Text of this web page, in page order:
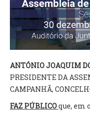
VÍDEOS
AUTARQUIA
CONSTITUIÇÃO
PRESIDENTE
EXECUTIVO E PELOUROS
GRAVAÇÕES DAS
ANTÓNIO JOAQUIM
PRESIDENTE DA
CAMPANHÃ,
FAZ PÚBLICOque, em